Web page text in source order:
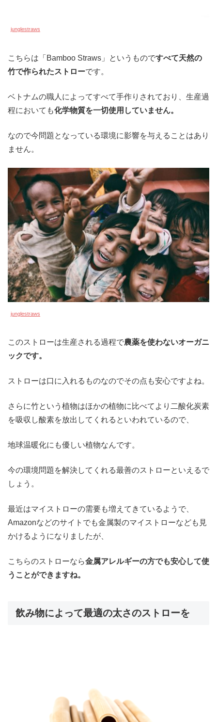
junglestraws
こちらは「Bamboo Straws」というものですべて天然の
竹で作られたストローです。
ベトナムの職人によってすべて手作りされており、生産過
程においても化学物質を一切使用していません。
なので今問題となっている環境に影響を与えることはあり
ません。
junglestraws
このストローは生産される過程で農薬を使わないオーガニ
ックです。
ストローは口に入れるものなのでその点も安心ですよね。
さらに竹という植物はほかの植物に比べてより二酸化炭素
を吸収し酸素を放出してくれるといわれているので、
地球温暖化にも優しい植物なんです。
今の環境問題を解決してくれる最善のストローといえるで
しょう。
最近はマイストローの需要も増えてきているようで、
Amazonなどのサイトでも金属製のマイストローなども見
かけるようになりましたが、
こちらのストローなら金属アレルギーの方でも安心して使
うことができますね。
飲み物によって最適の太さのストローを